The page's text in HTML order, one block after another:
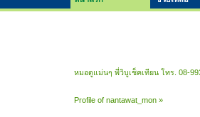
หมอดูแม่นๆ พี่วิบูเช็คเทียน โทร. 08-
Profile of nantawat_mon »